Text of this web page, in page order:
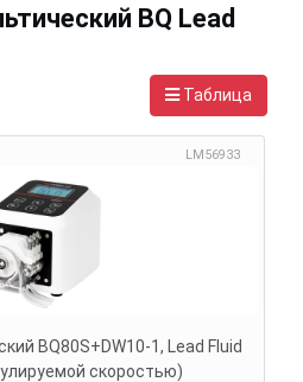
Таблица
LM56933
BQ80S+DW10-1, Lead Fluid
скоростью)